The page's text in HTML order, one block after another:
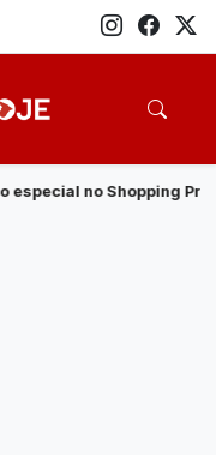
· Veja quem são os